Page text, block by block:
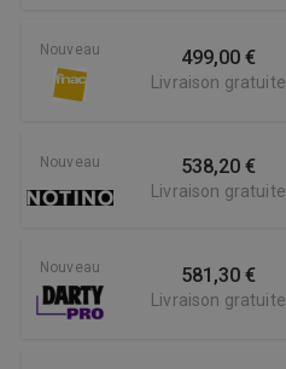
Nouveau 499,00 €
Livraison gratuite
Nouveau 538,20 €
Livraison gratuite
Nouveau 581,30 €
Livraison gratuite